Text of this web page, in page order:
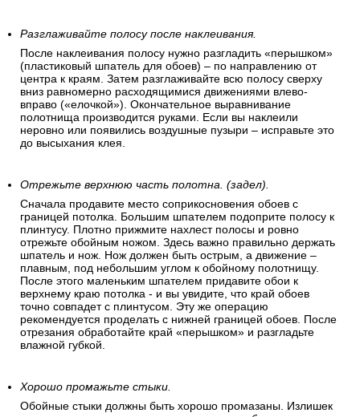
Разглаживайте полосу после наклеивания.
После наклеивания полосу нужно разгладить «перышком»
(пластиковый шпатель для обоев) – по направлению от
центра к краям. Затем разглаживайте всю полосу сверху
вниз равномерно расходящимися движениями влево-
вправо («елочкой»). Окончательное выравнивание
полотнища производится руками. Если вы наклеили
неровно или появились воздушные пузыри – исправьте это
до высыхания клея.
Отрежьте верхнюю часть полотна. (задел).
Сначала продавите место соприкосновения обоев с
границей потолка. Большим шпателем подоприте полосу к
плинтусу. Плотно прижмите нахлест полосы и ровно
отрежьте обойным ножом. Здесь важно правильно держать
шпатель и нож. Нож должен быть острым, а движение –
плавным, под небольшим углом к обойному полотнищу.
После этого маленьким шпателем придавите обои к
верхнему краю потолка - и вы увидите, что край обоев
точно совпадет с плинтусом. Эту же операцию
рекомендуется проделать с нижней границей обоев. После
отрезания обработайте край «перышком» и разгладьте
влажной губкой.
Хорошо промажьте стыки.
Обойные стыки должны быть хорошо промазаны. Излишек